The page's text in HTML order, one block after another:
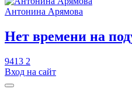
Антонина Арямова
​Нет времени на
9413 2
Вход на сайт